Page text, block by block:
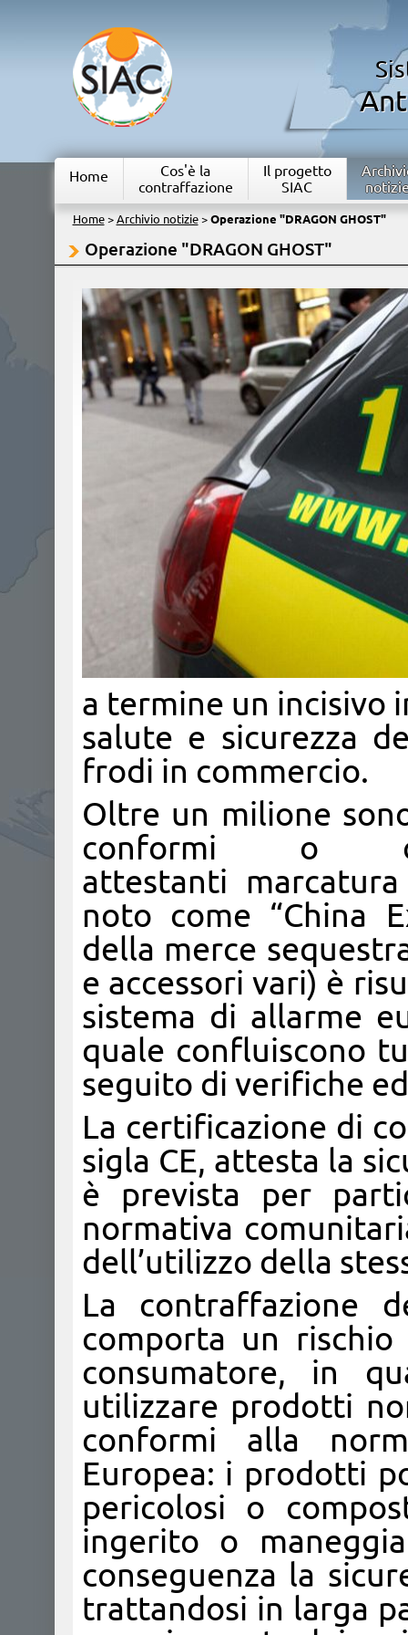
Home
Cos'è la
contraffazione
Il progetto
SIAC
Home> Archivio notizie> Operazione "DRAGON GHOST"
Operazione "DRAGON GHOST"
a termine un incisivo
salute e sicurezza
frodi in commercio.
Oltre un milione
conformi o
attestanti
noto come “China
della merce
e accessori vari) è
sistema di allarme
quale confluiscono
seguito di verifiche
La certificazione di
sigla CE, attesta la
è prevista per
normativa
dell’utilizzo della
La contraffazione
comporta un
consumatore, in
utilizzare prodotti
conformi alla
Europea: i prodotti
pericolosi o
ingerito o
conseguenza la
trattandosi in larga